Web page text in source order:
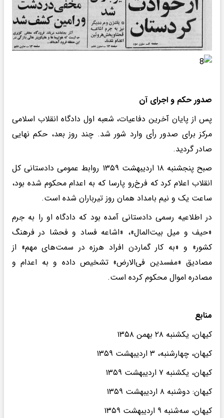
صدور حکم و اجرای آن
پس از پایان آخرین دفاعیات، شعبه اول دادگاه انقلاب اسلامی
مرکز برای صدور رأی وارد شور شد. چند روز بعد، حکم نهایی
صادر گردید.
صبح پنجشنبه ۱۸ اردیبهشت ۱۳۵۹ روابط عمومی دادستانی کل
انقلاب اعلام کرد که فرخ‌رو پارسا که به اعدام محکوم شده بود،
ساعت یک و نیم بامداد همان روز تیرباران شده است.
در اطلاعیه رسمی دادستانی آمده بود که دادگاه او را به جرم
«حیف و میل بیت‌المال»، «اشاعه فساد و فحشا در فرهنگ
کشور» و «به کار گماردن افراد هرزه در سمت‌های مهم» از
مصادیق «مفسدین فی‌الارض» تشخیص داده و به اعدام و
مصادره اموال محکوم کرده است.
منابع
کیهان، یکشنبه ۲۸ بهمن ۱۳۵۸
کیهان، چهارشنبه، ۳ اردیبهشت ۱۳۵۹
کیهان، یکشنبه ۷ اردیبهشت ۱۳۵۹
کیهان: دوشنبه ۸ اردیبهشت ۱۳۵۹
کیهان، سه‌شنبه ۹ اردیبهشت ۱۳۵۹